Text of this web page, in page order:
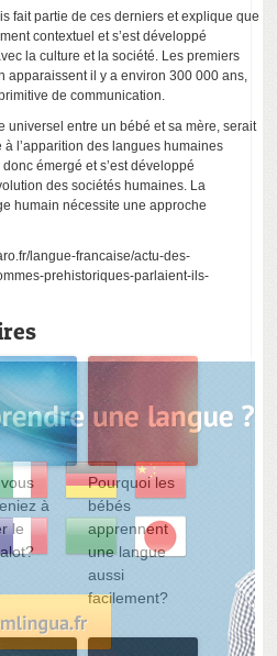
fait partie de ces derniers et explique que
contextuel et s’est développé
la culture et la société. Les premiers
apparaissent il y a environ 300 000 ans,
de communication.
universel entre un bébé et sa mère, serait
l’apparition des langues humaines
émergé et s’est développé
des sociétés humaines. La
humain nécessite une approche
langue-francaise/actu-des-
prehistoriques-parlaient-ils-
à
le
Pourquoi les
bébés
apprennent
une langue
aussi
facilement?